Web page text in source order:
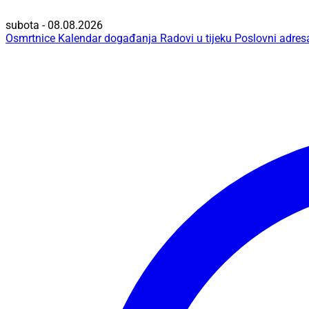
subota - 08.08.2026
Osmrtnice Kalendar događanja Radovi u tijeku Poslovni